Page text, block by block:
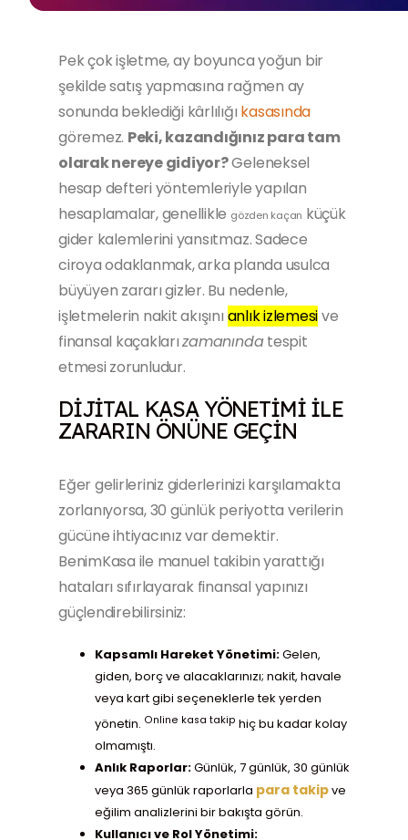
Pek çok işletme, ay boyunca yoğun bir
şekilde satış yapmasına rağmen ay
sonunda beklediği kârlılığı kasasında
göremez. Peki, kazandığınız para tam
olarak nereye gidiyor?Geleneksel
hesap defteri yöntemleriyle yapılan
hesaplamalar, genellikle gözden kaçan küçük
gider kalemlerini yansıtmaz. Sadece
ciroya odaklanmak, arka planda usulca
büyüyen zararı gizler. Bu nedenle,
işletmelerin nakit akışını anlık izlemesive
finansal kaçaklarızamanındatespit
etmesi zorunludur.
DIJITAL KASA YÖNETIMI ILE
ZARARIN ÖNÜNE GEÇIN
Eğer gelirleriniz giderlerinizi karşılamakta
zorlanıyorsa, 30 günlük periyotta verilerin
gücüne ihtiyacınız var demektir.
BenimKasa ile manuel takibin yarattığı
hataları sıfırlayarak finansal yapınızı
güçlendirebilirsiniz:
Kapsamlı Hareket Yönetimi:Gelen,
giden, borç ve alacaklarınızı; nakit, havale
veya kart gibi seçeneklerle tek yerden
yönetin. Online kasa takip hiç bu kadar kolay
olmamıştı.
Anlık Raporlar:Günlük, 7 günlük, 30 günlük
veya 365 günlük raporlarla para takipve
eğilim analizlerini bir bakışta görün.
Kullanıcı ve Rol Yönetimi: